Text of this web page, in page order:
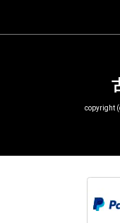
copyright